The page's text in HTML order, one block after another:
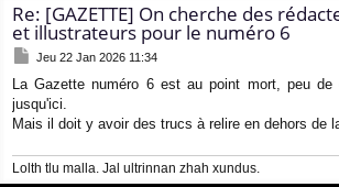
Re: [GAZETTE] On cherche des
et illustrateurs pour le numéro 6
M
s
s
a
e
Jeu 22 Jan 2026 11:34
La Gazette numéro 6 est au point mort, peu
jusqu'ici.
Mais il doit y avoir des trucs à relire en dehors de
Lolth tlu malla. Jal ultrinnan zhah xundus.